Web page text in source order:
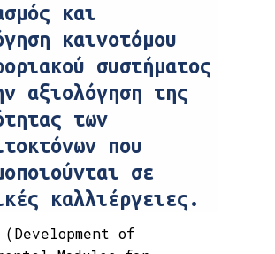
και
καινοτόμου
συστήματος
αξιολόγηση της
των
που
σε
καλλιέργειες.
(Development of